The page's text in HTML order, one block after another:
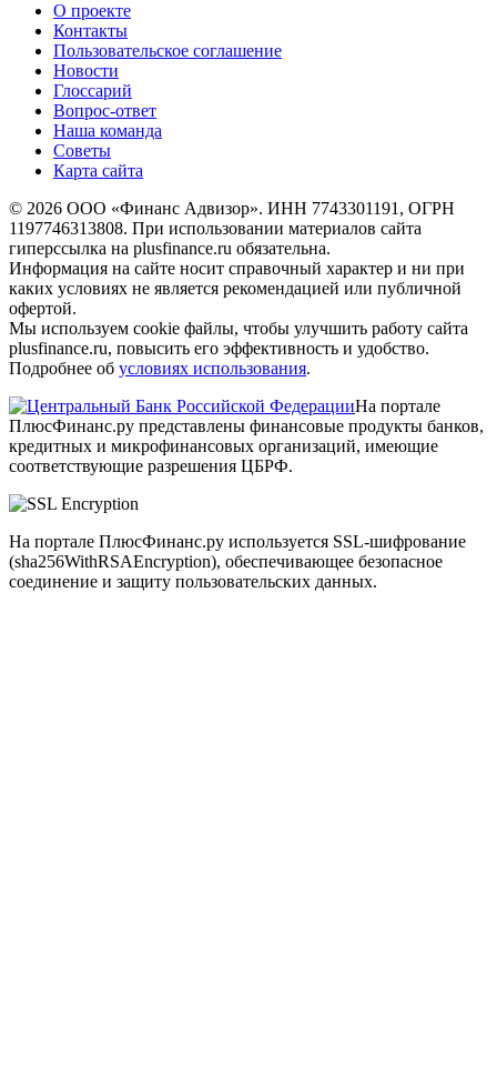
О проекте
Контакты
Пользовательское соглашение
Новости
Глоссарий
Вопрос-ответ
Наша команда
Советы
Карта сайта
© 2026 ООО «Финанс Адвизор». ИНН 7743301191, ОГРН
1197746313808. При использовании материалов сайта
гиперссылка на plusfinance.ru обязательна.
Информация на сайте носит справочный характер и ни при
каких условиях не является рекомендацией или публичной
офертой.
Мы используем cookie файлы, чтобы улучшить работу сайта
plusfinance.ru, повысить его эффективность и удобство.
Подробнее об условиях использования.
На портале
ПлюсФинанс.ру представлены финансовые продукты банков,
кредитных и микрофинансовых организаций, имеющие
соответствующие разрешения ЦБРФ.
На портале ПлюсФинанс.ру используется SSL-шифрование
(sha256WithRSAEncryption), обеспечивающее безопасное
соединение и защиту пользовательских данных.